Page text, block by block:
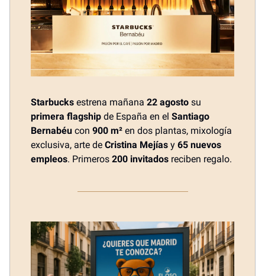
Starbucks estrena mañana 22 agosto su
primera flagship de España en el Santiago
Bernabéu con 900 m² en dos plantas, mixología
exclusiva, arte de Cristina Mejías y 65 nuevos
empleos. Primeros 200 invitados reciben regalo.